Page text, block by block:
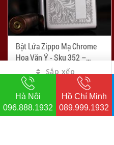
Bật Lửa Zippo Mạ Chrome
Hoa Văn Ý - Sku 352 –
Zippo Venetian Chrome
1.100.000
1.200.000
16.631
Sắp xếp
Hà Nội
096.888.1932
Hồ Chí Minh
089.999.1932